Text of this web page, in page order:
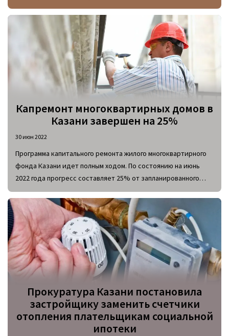
вопрос, касающийся жилищно-коммунального хозяйства в
Капремонт многоквартирных домов в
Казани завершен на 25%
30 июн 2022
Программа капитального ремонта жилого многоквартирного
фонда Казани идет полным ходом. По состоянию на июнь
2022 года прогресс составляет 25% от запланированного
количества зданий. За этот отчетный период планируется
облагородить 161 многоквартирный дом, в числе которых
есть 37 малоэтажных зданий. Всего на капитальный ремонт
озвученного фонда из республиканского и городского
бюджетов было выделено 2,4 млрд рублей.
Прокуратура Казани постановила
застройщику заменить счетчики
отопления плательщикам социальной
ипотеки